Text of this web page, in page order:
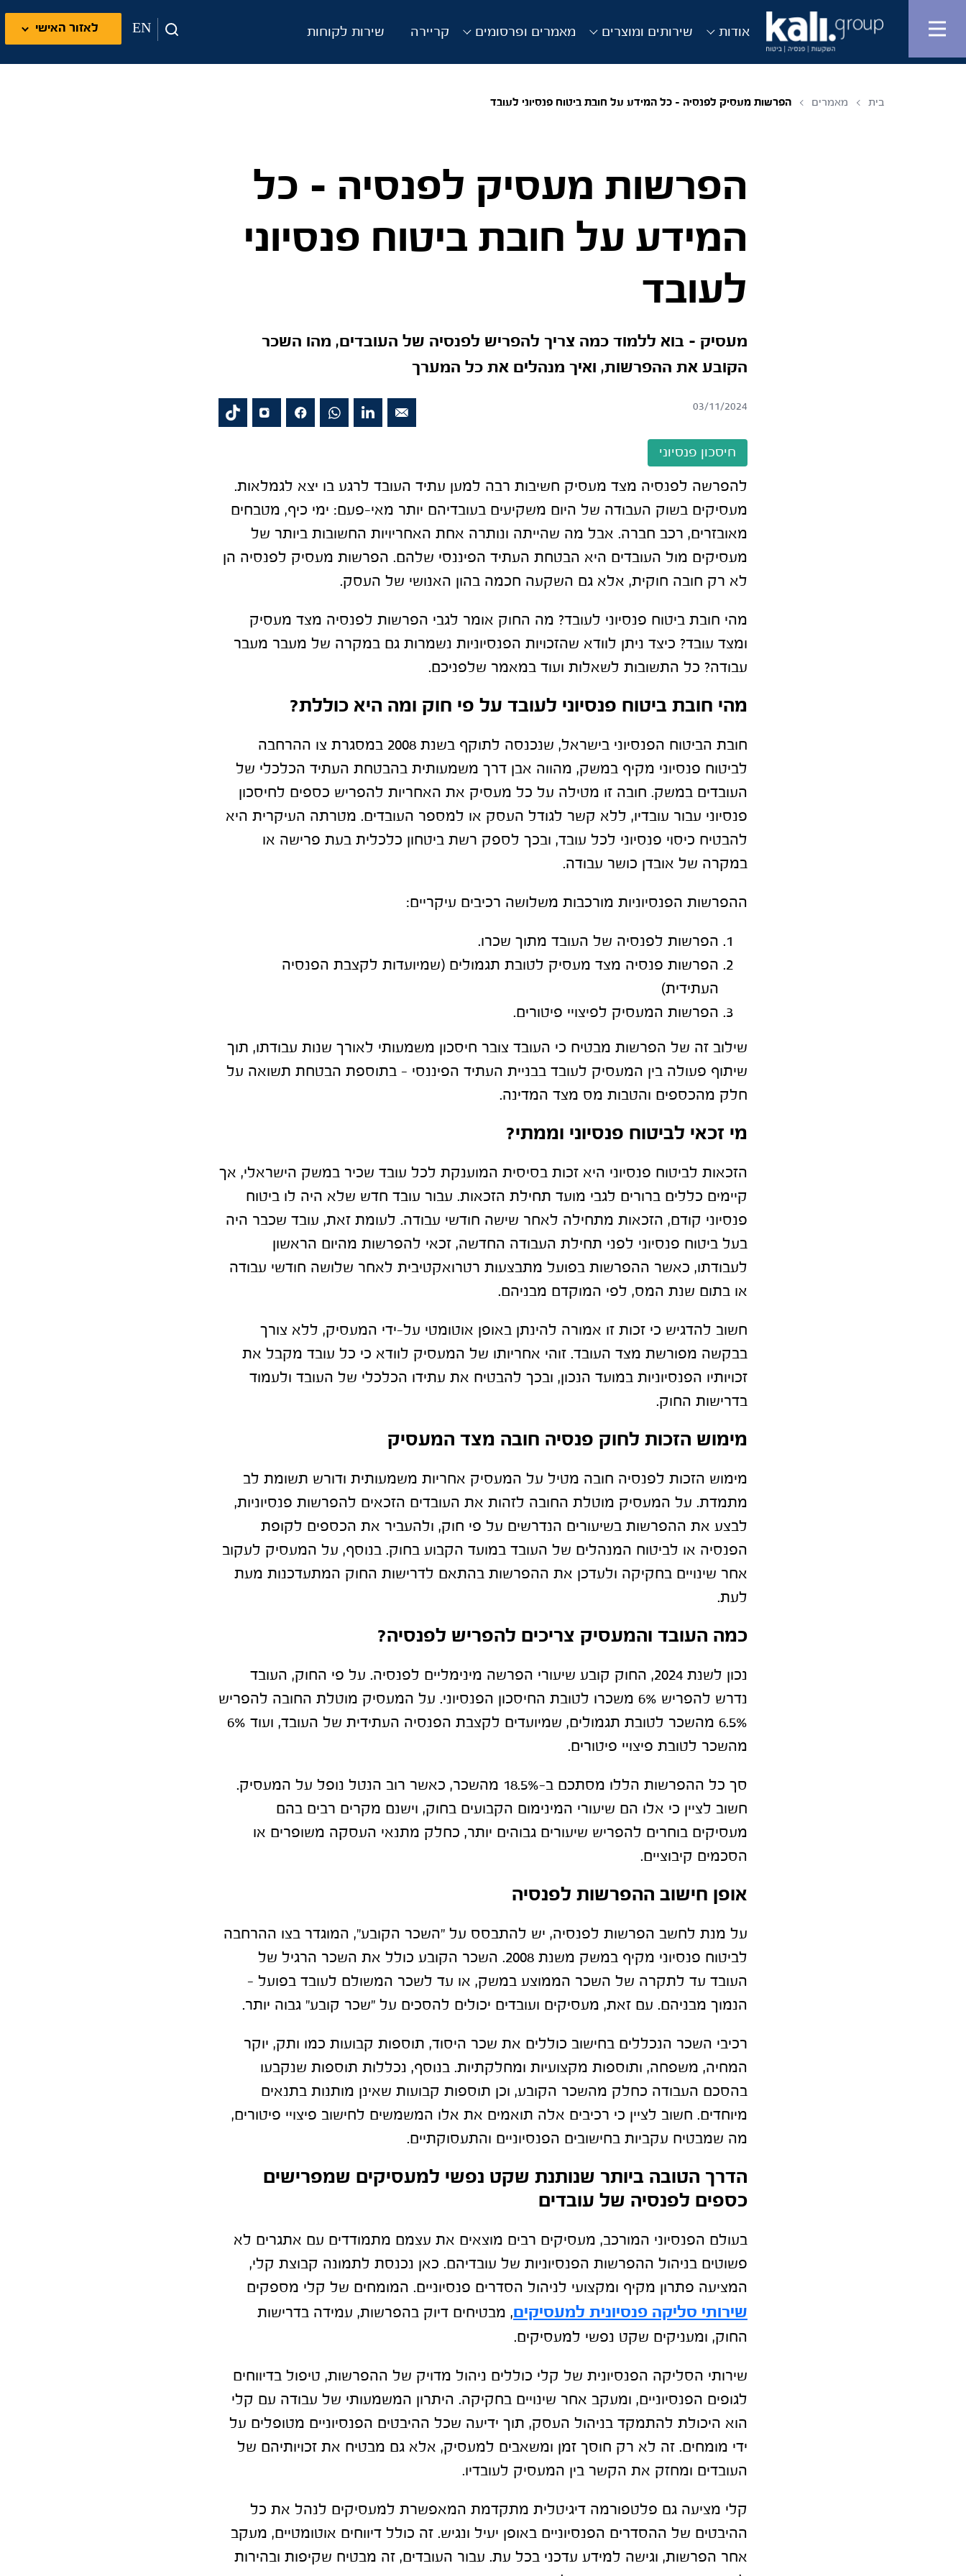
אודות שירותים ומוצרים מאמרים ופרסומים קריירה שירות לקוחות EN לאזור האישי
בית מאמרים הפרשות מעסיק לפנסיה – כל המידע על חובת ביטוח פנסיוני לעובד
הפרשות מעסיק לפנסיה – כל
המידע על חובת ביטוח פנסיוני
לעובד
מעסיק – בוא ללמוד כמה צריך להפריש לפנסיה של העובדים, מהו השכר
הקובע את ההפרשות, ואיך מנהלים את כל המערך
03/11/2024
חיסכון פנסיוני
להפרשה לפנסיה מצד מעסיק חשיבות רבה למען עתיד העובד לרגע בו יצא לגמלאות.
מעסיקים בשוק העבודה של היום משקיעים בעובדיהם יותר מאי-פעם: ימי כיף, מטבחים
מאובזרים, רכב חברה. אבל מה שהייתה ונותרה אחת האחריויות החשובות ביותר של
מעסיקים מול העובדים היא הבטחת העתיד הפיננסי שלהם. הפרשות מעסיק לפנסיה הן
לא רק חובה חוקית, אלא גם השקעה חכמה בהון האנושי של העסק.
מהי חובת ביטוח פנסיוני לעובד? מה החוק אומר לגבי הפרשות לפנסיה מצד מעסיק
ומצד עובד? כיצד ניתן לוודא שהזכויות הפנסיוניות נשמרות גם במקרה של מעבר מעבר
עבודה? כל התשובות לשאלות ועוד במאמר שלפניכם.
מהי חובת ביטוח פנסיוני לעובד על פי חוק ומה היא כוללת?
חובת הביטוח הפנסיוני בישראל, שנכנסה לתוקף בשנת 2008 במסגרת צו ההרחבה
לביטוח פנסיוני מקיף במשק, מהווה אבן דרך משמעותית בהבטחת העתיד הכלכלי של
העובדים במשק. חובה זו מטילה על כל מעסיק את האחריות להפריש כספים לחיסכון
פנסיוני עבור עובדיו, ללא קשר לגודל העסק או למספר העובדים. מטרתה העיקרית היא
להבטיח כיסוי פנסיוני לכל עובד, ובכך לספק רשת ביטחון כלכלית בעת פרישה או
במקרה של אובדן כושר עבודה.
ההפרשות הפנסיוניות מורכבות משלושה רכיבים עיקריים:
הפרשות לפנסיה של העובד מתוך שכרו.
הפרשות פנסיה מצד מעסיק לטובת תגמולים (שמיועדות לקצבת הפנסיה
העתידית)
הפרשות המעסיק לפיצויי פיטורים.
שילוב זה של הפרשות מבטיח כי העובד צובר חיסכון משמעותי לאורך שנות עבודתו, תוך
שיתוף פעולה בין המעסיק לעובד בבניית העתיד הפיננסי – בתוספת הבטחת תשואה על
חלק מהכספים והטבות מס מצד המדינה.
מי זכאי לביטוח פנסיוני וממתי?
הזכאות לביטוח פנסיוני היא זכות בסיסית המוענקת לכל עובד שכיר במשק הישראלי, אך
קיימים כללים ברורים לגבי מועד תחילת הזכאות. עבור עובד חדש שלא היה לו ביטוח
פנסיוני קודם, הזכאות מתחילה לאחר שישה חודשי עבודה. לעומת זאת, עובד שכבר היה
בעל ביטוח פנסיוני לפני תחילת העבודה החדשה, זכאי להפרשות מהיום הראשון
לעבודתו, כאשר ההפרשות בפועל מתבצעות רטרואקטיבית לאחר שלושה חודשי עבודה
או בתום שנת המס, לפי המוקדם מבניהם.
חשוב להדגיש כי זכות זו אמורה להינתן באופן אוטומטי על-ידי המעסיק, ללא צורך
בבקשה מפורשת מצד העובד. זוהי אחריותו של המעסיק לוודא כי כל עובד מקבל את
זכויותיו הפנסיוניות במועד הנכון, ובכך להבטיח את עתידו הכלכלי של העובד ולעמוד
בדרישות החוק.
מימוש הזכות לחוק פנסיה חובה מצד המעסיק
מימוש הזכות לפנסיה חובה מטיל על המעסיק אחריות משמעותית ודורש תשומת לב
מתמדת. על המעסיק מוטלת החובה לזהות את העובדים הזכאים להפרשות פנסיוניות,
לבצע את ההפרשות בשיעורים הנדרשים על פי חוק, ולהעביר את הכספים לקופת
הפנסיה או לביטוח המנהלים של העובד במועד הקבוע בחוק. בנוסף, על המעסיק לעקוב
אחר שינויים בחקיקה ולעדכן את ההפרשות בהתאם לדרישות החוק המתעדכנות מעת
לעת.
כמה העובד והמעסיק צריכים להפריש לפנסיה?
נכון לשנת 2024, החוק קובע שיעורי הפרשה מינימליים לפנסיה. על פי החוק, העובד
נדרש להפריש 6% משכרו לטובת החיסכון הפנסיוני. על המעסיק מוטלת החובה להפריש
6.5% מהשכר לטובת תגמולים, שמיועדים לקצבת הפנסיה העתידית של העובד, ועוד 6%
מהשכר לטובת פיצויי פיטורים.
סך כל ההפרשות הללו מסתכם ב-18.5% מהשכר, כאשר רוב הנטל נופל על המעסיק.
חשוב לציין כי אלו הם שיעורי המינימום הקבועים בחוק, וישנם מקרים רבים בהם
מעסיקים בוחרים להפריש שיעורים גבוהים יותר, כחלק מתנאי העסקה משופרים או
הסכמים קיבוציים.
אופן חישוב ההפרשות לפנסיה
על מנת לחשב הפרשות לפנסיה, יש להתבסס על "השכר הקובע", המוגדר בצו ההרחבה
לביטוח פנסיוני מקיף במשק משנת 2008. השכר הקובע כולל את השכר הרגיל של
העובד עד לתקרה של השכר הממוצע במשק, או עד לשכר המשולם לעובד בפועל –
הנמוך מבניהם. עם זאת, מעסיקים ועובדים יכולים להסכים על "שכר קובע" גבוה יותר.
רכיבי השכר הנכללים בחישוב כוללים את שכר היסוד, תוספות קבועות כמו ותק, יוקר
המחיה, משפחה, ותוספות מקצועיות ומחלקתיות. בנוסף, נכללות תוספות שנקבעו
בהסכם העבודה כחלק מהשכר הקובע, וכן תוספות קבועות שאינן מותנות בתנאים
מיוחדים. חשוב לציין כי רכיבים אלה תואמים את אלו המשמשים לחישוב פיצויי פיטורים,
מה שמבטיח עקביות בחישובים הפנסיוניים והתעסוקתיים.
הדרך הטובה ביותר שנותנת שקט נפשי למעסיקים שמפרישים
כספים לפנסיה של עובדים
בעולם הפנסיוני המורכב, מעסיקים רבים מוצאים את עצמם מתמודדים עם אתגרים לא
פשוטים בניהול ההפרשות הפנסיוניות של עובדיהם. כאן נכנסת לתמונה קבוצת קלי,
המציעה פתרון מקיף ומקצועי לניהול הסדרים פנסיוניים. המומחים של קלי מספקים
שירותי סליקה פנסיונית למעסיקים, מבטיחים דיוק בהפרשות, עמידה בדרישות
החוק, ומעניקים שקט נפשי למעסיקים.
שירותי הסליקה הפנסיונית של קלי כוללים ניהול מדויק של ההפרשות, טיפול בדיווחים
לגופים הפנסיוניים, ומעקב אחר שינויים בחקיקה. היתרון המשמעותי של עבודה עם קלי
הוא היכולת להתמקד בניהול העסק, תוך ידיעה שכל ההיבטים הפנסיוניים מטופלים על
ידי מומחים. זה לא רק חוסך זמן ומשאבים למעסיק, אלא גם מבטיח את זכויותיהם של
העובדים ומחזק את הקשר בין המעסיק לעובדיו.
קלי מציעה גם פלטפורמה דיגיטלית מתקדמת המאפשרת למעסיקים לנהל את כל
ההיבטים של ההסדרים הפנסיוניים באופן יעיל ונגיש. זה כולל דיווחים אוטומטיים, מעקב
אחר הפרשות, וגישה למידע עדכני בכל עת. עבור העובדים, זה מבטיח שקיפות ובהירות